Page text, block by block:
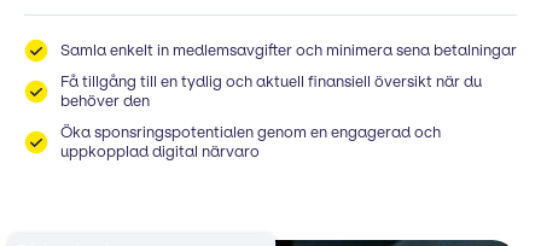
Samla enkelt in medlemsavgifter och minimera sena betalningar
Få tillgång till en tydlig och aktuell finansiell översikt när du
behöver den
Öka sponsringspotentialen genom en engagerad och
uppkopplad digital närvaro